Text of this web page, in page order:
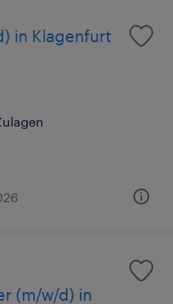
in Klagenfurt
(m/w/d) in